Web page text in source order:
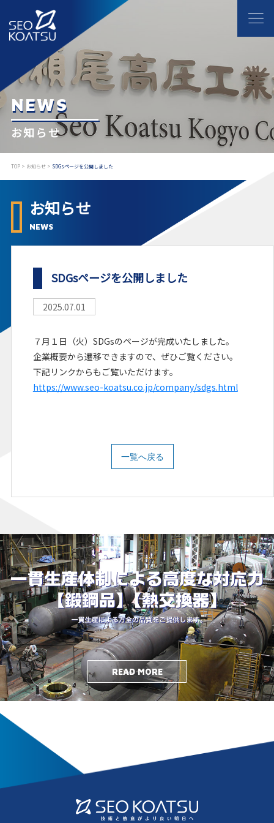
NEWS
お知らせ
TOP> お知らせ> SDGsページを公開しました
お知らせ
NEWS
SDGsページを公開しました
2025.07.01
７月１日（火）SDGsのページが完成いたしました。
企業概要から遷移できますので、ぜひご覧ください。
下記リンクからもご覧いただけます。
https://www.seo-koatsu.co.jp/company/sdgs.html
一覧へ戻る
READ MORE